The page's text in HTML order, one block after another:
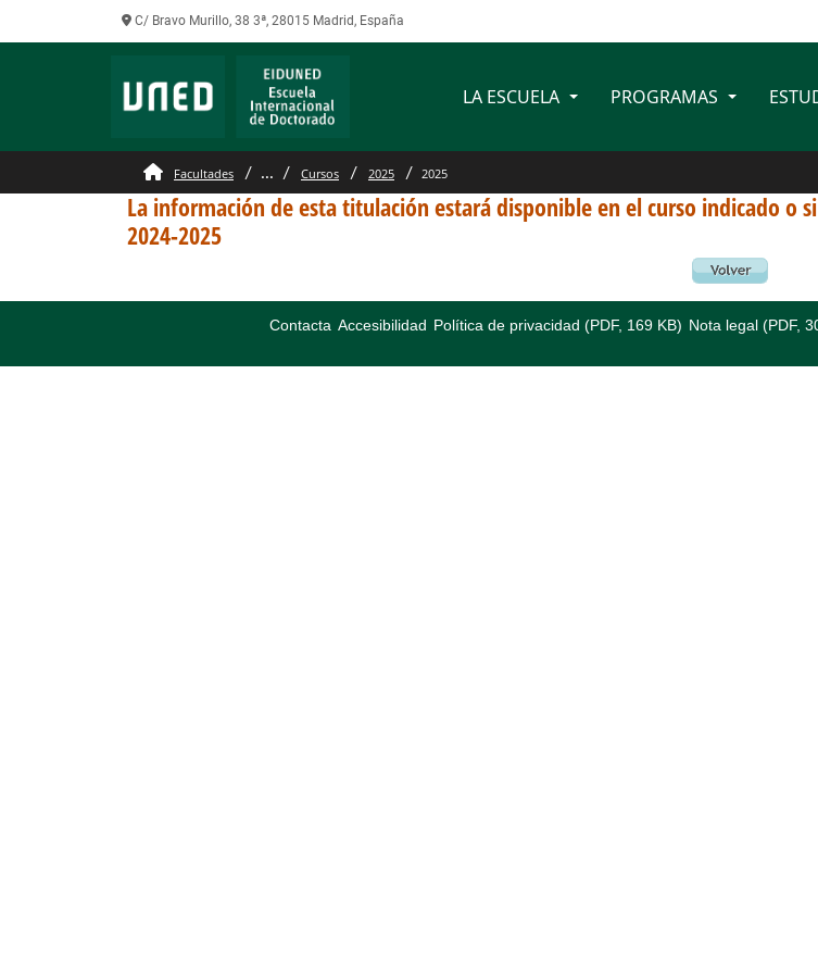
C/ Bravo Murillo, 38 3ª, 28015 Madrid, España
LA ESCUELA PROGRAMAS
Facultades ... Cursos 2025 2025
La información de esta titulación estará disponible en el curso indicado o
2024-2025
Contacta Accesibilidad Política de privacidad (PDF, 169 KB) Nota legal (PDF,